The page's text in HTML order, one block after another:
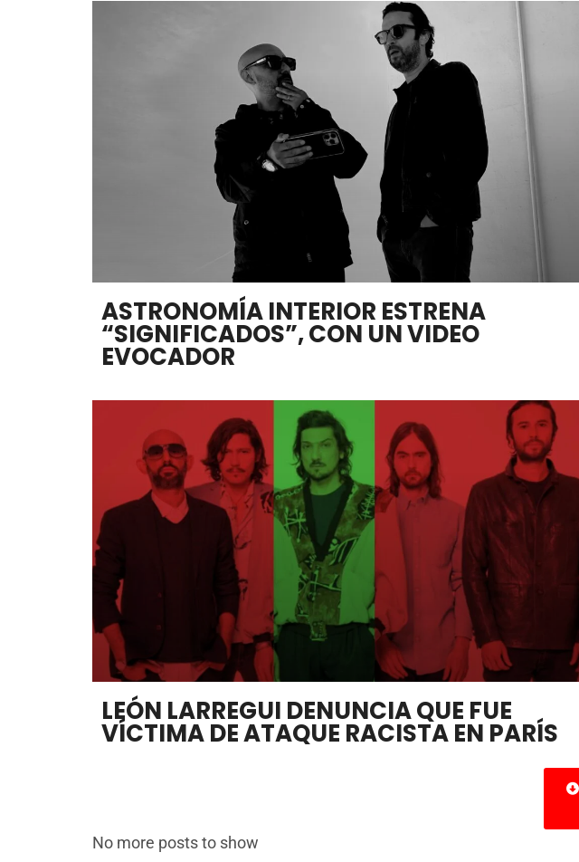
ASTRONOMÍA INTERIOR ESTRENA
“SIGNIFICADOS”, CON UN VIDEO
EVOCADOR
LEÓN LARREGUI DENUNCIA QUE FUE
VÍCTIMA DE ATAQUE RACISTA EN PARÍS
No more posts to show